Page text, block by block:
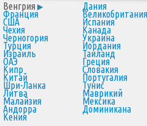
Венгрия Дания
Франция Великобритания
США Испания
Чехия Канада
Черногория Украина
Турция Иордания
Израиль Таиланд
ОАЭ Греция
Кипр Словакия
Китай Португалия
Шри-Ланка Тунис
Литва Маврикий
Малайзия Мексика
Андорра Доминикана
Кения